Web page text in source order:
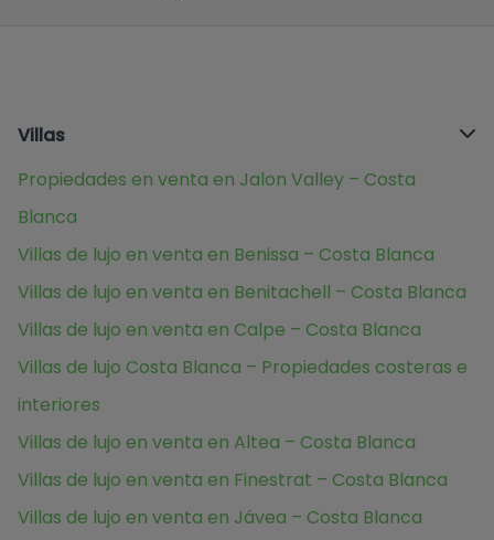
Villas
Propiedades en venta en Jalon Valley – Costa
Blanca
Villas de lujo en venta en Benissa – Costa Blanca
Villas de lujo en venta en Benitachell – Costa Blanca
Villas de lujo en venta en Calpe – Costa Blanca
Villas de lujo Costa Blanca – Propiedades costeras e
interiores
Villas de lujo en venta en Altea – Costa Blanca
Villas de lujo en venta en Finestrat – Costa Blanca
Villas de lujo en venta en Jávea – Costa Blanca